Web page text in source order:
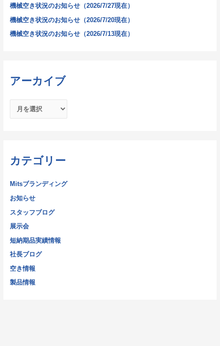
機械空き状況のお知らせ（2026/7/27現在）
機械空き状況のお知らせ（2026/7/20現在）
機械空き状況のお知らせ（2026/7/13現在）
アーカイブ
カテゴリー
Mitsブランディング
お知らせ
スタッフブログ
展示会
短納期品実績情報
社長ブログ
空き情報
製品情報